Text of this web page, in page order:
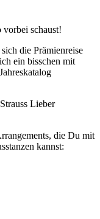
schaust!
die Prämienreise
ein bisschen mit
Lieber
die Du mit
kannst: